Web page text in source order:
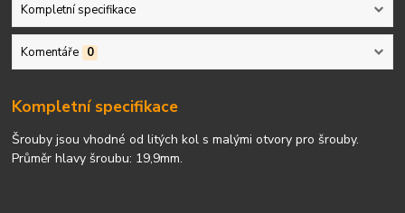
Kompletní specifikace
Komentáře 0
Kompletní specifikace
Šrouby jsou vhodné od litých kol s malými otvory pro šrouby.
Průměr hlavy šroubu: 19,9mm.